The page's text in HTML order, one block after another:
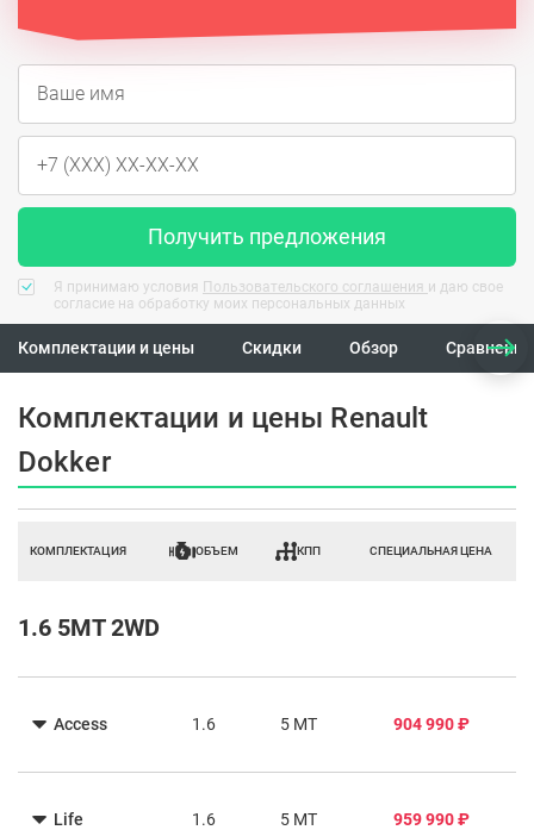
Получить предложения
Я принимаю условия Пользовательского соглашения и даю свое
согласие на обработку моих персональных данных
Комплектации и цены Скидки Обзор
Комплектации и цены Renault
Dokker
КОМПЛЕКТАЦИЯ ОБЪЕМ КПП СПЕЦИАЛЬНАЯ ЦЕНА
1.6 5MT 2WD
Access 1.6 5 MT 904 990 ₽
Life 1.6 5 MT 959 990 ₽